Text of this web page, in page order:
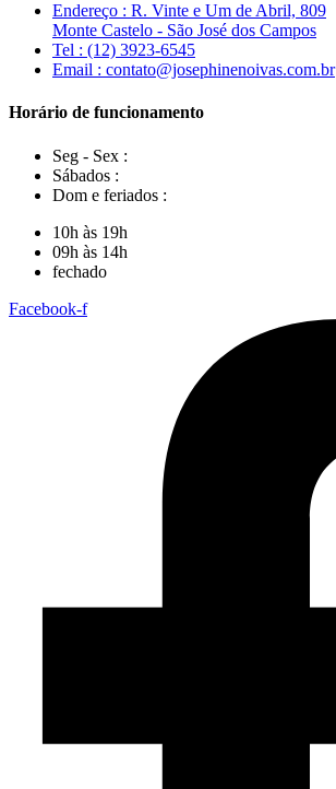
Endereço : R. Vinte e Um de Abril, 809
Monte Castelo - São José dos Campos
Tel : (12) 3923-6545
Email : contato@josephinenoivas.com.br
Horário de funcionamento
Seg - Sex :
Sábados :
Dom e feriados :
10h às 19h
09h às 14h
fechado
Facebook-f